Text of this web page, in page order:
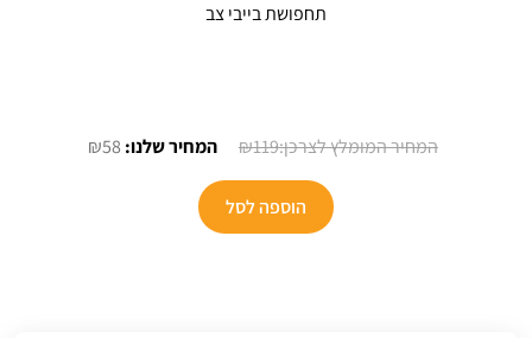
תחפושת בייבי צב
₪119
המחיר
המקורי
היה:
₪119.
₪58 המחיר
הוספה לסל